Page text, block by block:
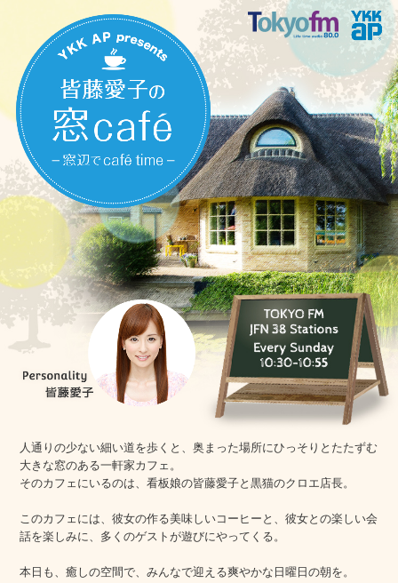
人通りの少ない細い道を歩くと、奥まった場所にひっそりとたたずむ
大きな窓のある一軒家カフェ。
そのカフェにいるのは、看板娘の皆藤愛子と黒猫のクロエ店長。
このカフェには、彼女の作る美味しいコーヒーと、彼女との楽しい会
話を楽しみに、多くのゲストが遊びにやってくる。
本日も、癒しの空間で、みんなで迎える爽やかな日曜日の朝を。